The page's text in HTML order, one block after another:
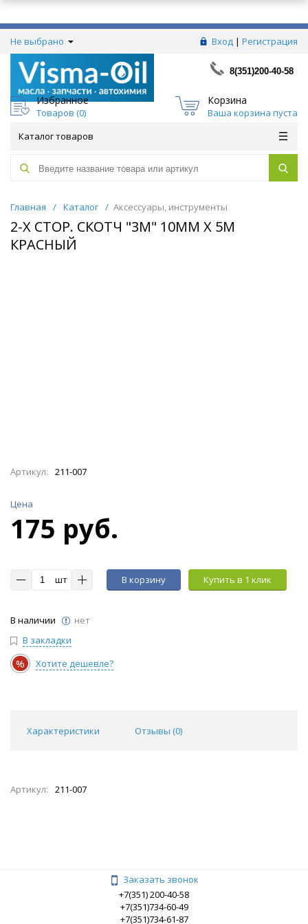
Не выбрано Вход | Регистрация
8(351)200-40-58
Избранное
Товаров (0)
Корзина
Ваша корзина пуста
Каталог товаров
Главная / Каталог / Аксессуары, инструменты
2-Х СТОР. СКОТЧ "3М" 10ММ Х 5М
КРАСНЫЙ
Артикул: 211-007
Цена
175 руб.
шт В корзину Купить в 1 клик
В наличии
нет
В закладки
% Хотите дешевле?
Характеристики Отзывы (0)
Артикул: 211-007
Заказать звонок
+7(351) 200-40-58
+7(351)734-60-49
+7(351)734-61-87